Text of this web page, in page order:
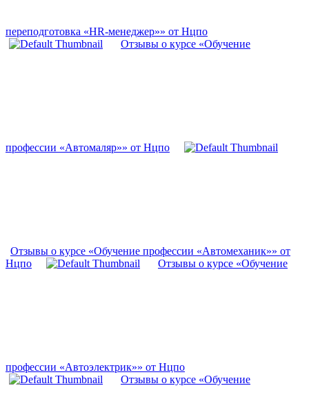
переподготовка «HR-менеджер»» от Нцпо
Отзывы о курсе «Обучение
профессии «Автомаляр»» от Нцпо
Отзывы о курсе «Обучение профессии «Автомеханик»» от
Нцпо
Отзывы о курсе «Обучение
профессии «Автоэлектрик»» от Нцпо
Отзывы о курсе «Обучение